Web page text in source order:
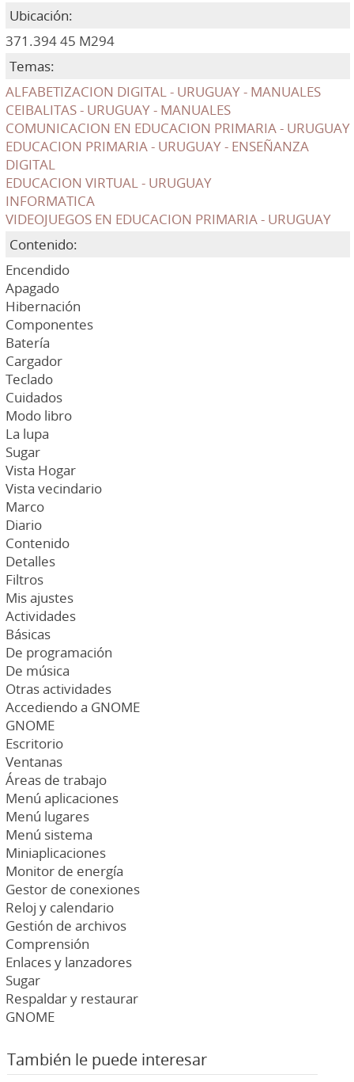
Ubicación:
371.394 45 M294
Temas:
ALFABETIZACION DIGITAL - URUGUAY - MANUALES
CEIBALITAS - URUGUAY - MANUALES
COMUNICACION EN EDUCACION PRIMARIA - URUGUAY
EDUCACION PRIMARIA - URUGUAY - ENSEÑANZA
DIGITAL
EDUCACION VIRTUAL - URUGUAY
INFORMATICA
VIDEOJUEGOS EN EDUCACION PRIMARIA - URUGUAY
Contenido:
Encendido
Apagado
Hibernación
Componentes
Batería
Cargador
Teclado
Cuidados
Modo libro
La lupa
Sugar
Vista Hogar
Vista vecindario
Marco
Diario
Contenido
Detalles
Filtros
Mis ajustes
Actividades
Básicas
De programación
De música
Otras actividades
Accediendo a GNOME
GNOME
Escritorio
Ventanas
Áreas de trabajo
Menú aplicaciones
Menú lugares
Menú sistema
Miniaplicaciones
Monitor de energía
Gestor de conexiones
Reloj y calendario
Gestión de archivos
Comprensión
Enlaces y lanzadores
Sugar
Respaldar y restaurar
GNOME
También le puede interesar